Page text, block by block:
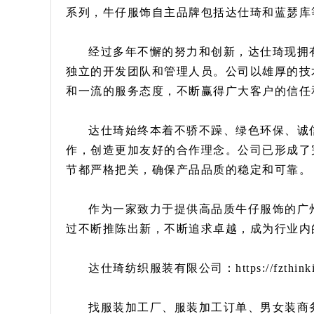
系列，牛仔服饰自主品牌包括达仕琦和蓝瑟
经过多年不懈的努力和创新，达仕琦现
独立的开发团队和管理人员。公司以雄厚的
和一流的服务态度，不断赢得广大客户的信
达仕琦始终本着不骄不躁、绿色环保、
作，创造更加友好的合作理念。公司已形成
节都严格把关，确保产品品质的稳定和可靠。
作为一家致力于提供高品质牛仔服饰的
过不断推陈出新，不断追求卓越，成为行业
达仕琦纺织服装有限公司：https://
找服装加工厂、服装加工订单、男女装